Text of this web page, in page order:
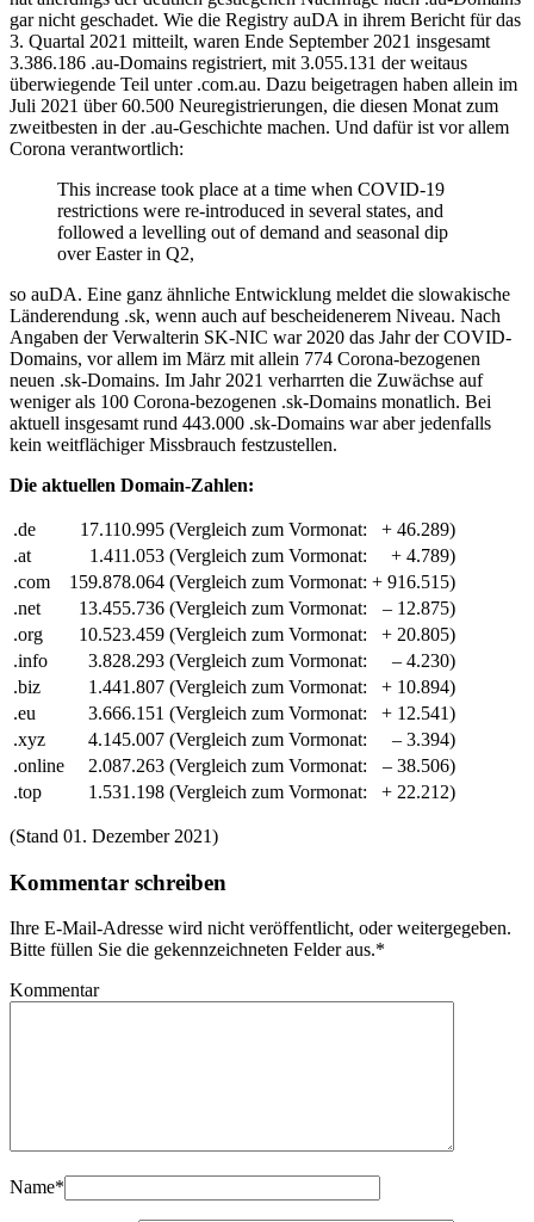
gar nicht geschadet. Wie die Registry auDA in ihrem Bericht für das
3. Quartal 2021 mitteilt, waren Ende September 2021 insgesamt
3.386.186 .au-Domains registriert, mit 3.055.131 der weitaus
überwiegende Teil unter .com.au. Dazu beigetragen haben allein im
Juli 2021 über 60.500 Neuregistrierungen, die diesen Monat zum
zweitbesten in der .au-Geschichte machen. Und dafür ist vor allem
Corona verantwortlich:
This increase took place at a time when COVID-19
restrictions were re-introduced in several states, and
followed a levelling out of demand and seasonal dip
over Easter in Q2,
so auDA. Eine ganz ähnliche Entwicklung meldet die slowakische
Länderendung .sk, wenn auch auf bescheidenerem Niveau. Nach
Angaben der Verwalterin SK-NIC war 2020 das Jahr der COVID-
Domains, vor allem im März mit allein 774 Corona-bezogenen
neuen .sk-Domains. Im Jahr 2021 verharrten die Zuwächse auf
weniger als 100 Corona-bezogenen .sk-Domains monatlich. Bei
aktuell insgesamt rund 443.000 .sk-Domains war aber jedenfalls
kein weitflächiger Missbrauch festzustellen.
Die aktuellen Domain-Zahlen:
.de 17.110.995 (Vergleich zum Vormonat:
+ 46.289)
.at
1.411.053 (Vergleich zum Vormonat:
+ 4.789)
.com
159.878.064 (Vergleich zum Vormonat: + 916.515)
.net
13.455.736 (Vergleich zum Vormonat:
– 12.875)
.org
10.523.459 (Vergleich zum Vormonat:
+ 20.805)
.info
3.828.293 (Vergleich zum Vormonat:
– 4.230)
.biz
1.441.807 (Vergleich zum Vormonat:
+ 10.894)
.eu
3.666.151 (Vergleich zum Vormonat:
+ 12.541)
.xyz
4.145.007 (Vergleich zum Vormonat:
– 3.394)
.online
2.087.263 (Vergleich zum Vormonat:
– 38.506)
.top
1.531.198 (Vergleich zum Vormonat: + 22.212)
(Stand 01. Dezember 2021)
Kommentar schreiben
Ihre E-Mail-Adresse wird nicht veröffentlicht, oder weitergegeben.
Bitte füllen Sie die gekennzeichneten Felder aus.*
Kommentar
Name*